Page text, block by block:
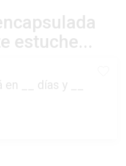
estuche...
en días y